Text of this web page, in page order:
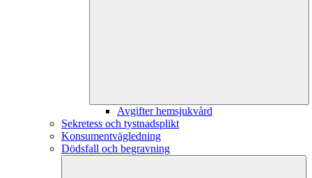
Avgifter hemsjukvård
Sekretess och tystnadsplikt
Konsumentvägledning
Dödsfall och begravning